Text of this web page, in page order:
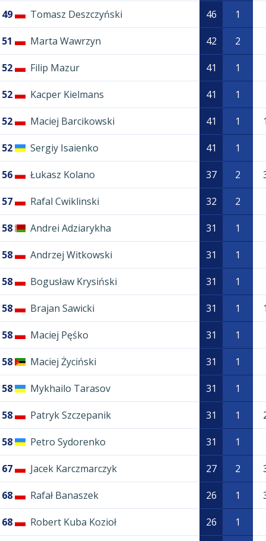
49 Tomasz Deszczyński 46 1
51 Marta Wawrzyn 42 2
52 Filip Mazur 41 1
52 Kacper Kielmans 41 1
52 Maciej Barcikowski 41 1
52 Sergiy Isaienko 41 1
56 Łukasz Kolano 37 2
57 Rafal Cwiklinski 32 2
58 Andrei Adziarykha 31 1
58 Andrzej Witkowski 31 1
58 Bogusław Krysiński 31 1
58 Brajan Sawicki 31 1
58 Maciej Pęśko 31 1
58 Maciej Życiński 31 1
58 Mykhailo Tarasov 31 1
58 Patryk Szczepanik 31 1
58 Petro Sydorenko 31 1
67 Jacek Karczmarczyk 27 2
68 Rafał Banaszek 26 1
68 Robert Kuba Kozioł 26 1